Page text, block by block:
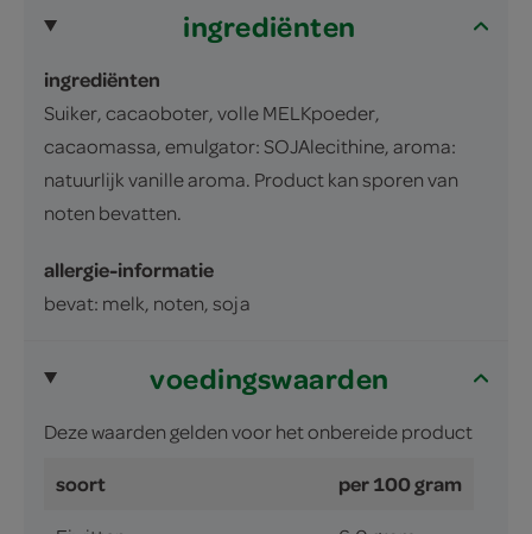
ingrediënten
ingrediënten
Suiker, cacaoboter, volle MELKpoeder,
cacaomassa, emulgator: SOJAlecithine, aroma:
natuurlijk vanille aroma. Product kan sporen van
noten bevatten.
allergie-informatie
bevat: melk, noten, soja
voedingswaarden
Deze waarden gelden voor het onbereide product
soort per 100 gram